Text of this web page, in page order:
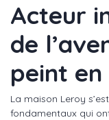
Acteur
de
peint en
La maison Leroy
fondamentaux qui